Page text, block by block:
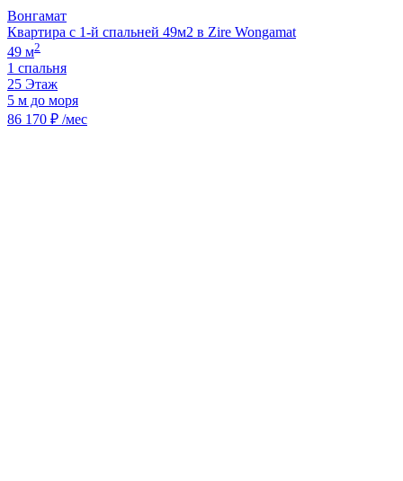
Вонгамат
Квартира с 1-й спальней 49м2 в Zire Wongamat
49 м2
1 спальня
25 Этаж
5 м до моря
86 170 ₽ /мес